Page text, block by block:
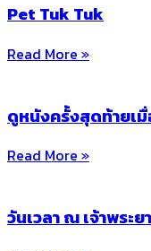
Pet Tuk Tuk
Read More »
ดูหนังครั้งสุดท้ายเมื่
Read More »
วันเวลา ณ เจ้าพระ